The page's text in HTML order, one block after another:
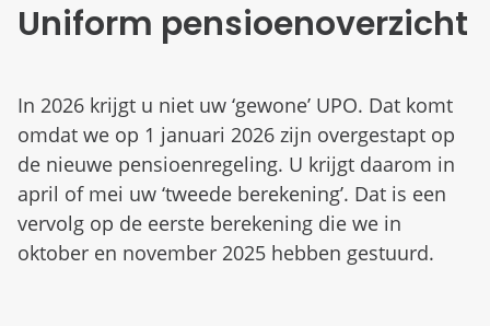
Uniform pensioenoverzicht
In 2026 krijgt u niet uw ‘gewone’ UPO. Dat komt
omdat we op 1 januari 2026 zijn overgestapt op
de nieuwe pensioenregeling. U krijgt daarom in
april of mei uw ‘tweede berekening’. Dat is een
vervolg op de eerste berekening die we in
oktober en november 2025 hebben gestuurd.